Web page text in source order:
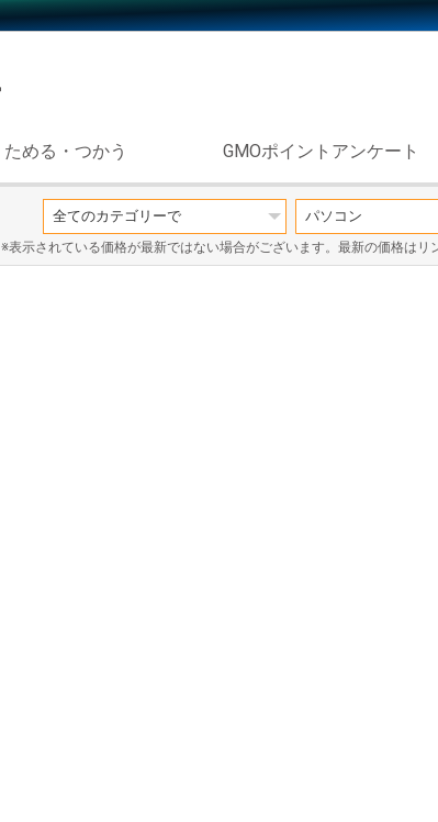
ためる・つかう GMOポイントアンケート
※表示されている価格が最新ではない場合がございます。最新の価格はリ